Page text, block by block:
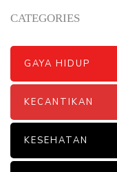
CATEGORIES
GAYA HIDUP
KECANTIKAN
KESEHATAN